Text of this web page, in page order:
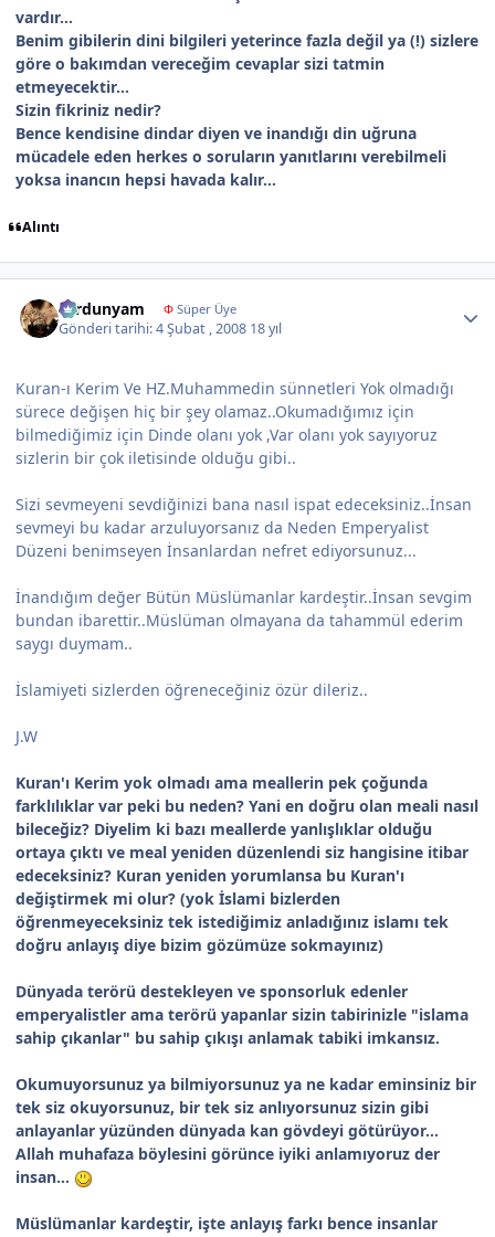
vardır...
Benim gibilerin dini bilgileri yeterince fazla değil ya (!) sizlere
göre o bakımdan vereceğim cevaplar sizi tatmin
etmeyecektir...
Sizin fikriniz nedir?
Bence kendisine dindar diyen ve inandığı din uğruna
mücadele eden herkes o soruların yanıtlarını verebilmeli
yoksa inancın hepsi havada kalır...
Alıntı
sardunyam ΦSüper Üye
Gönderi tarihi:4 Şubat , 2008 18 yıl
Kuran-ı Kerim Ve HZ.Muhammedin sünnetleri Yok olmadığı
sürece değişen hiç bir şey olamaz..Okumadığımız için
bilmediğimiz için Dinde olanı yok ,Var olanı yok sayıyoruz
sizlerin bir çok iletisinde olduğu gibi..
Sizi sevmeyeni sevdiğinizi bana nasıl ispat edeceksiniz..İnsan
sevmeyi bu kadar arzuluyorsanız da Neden Emperyalist
Düzeni benimseyen İnsanlardan nefret ediyorsunuz...
İnandığım değer Bütün Müslümanlar kardeştir..İnsan sevgim
bundan ibarettir..Müslüman olmayana da tahammül ederim
saygı duymam..
İslamiyeti sizlerden öğreneceğiniz özür dileriz..
J.W
Kuran'ı Kerim yok olmadı ama meallerin pek çoğunda
farklılıklar var peki bu neden? Yani en doğru olan meali nasıl
bileceğiz? Diyelim ki bazı meallerde yanlışlıklar olduğu
ortaya çıktı ve meal yeniden düzenlendi siz hangisine itibar
edeceksiniz? Kuran yeniden yorumlansa bu Kuran'ı
değiştirmek mi olur? (yok İslami bizlerden
öğrenmeyeceksiniz tek istediğimiz anladığınız islamı tek
doğru anlayış diye bizim gözümüze sokmayınız)
Dünyada terörü destekleyen ve sponsorluk edenler
emperyalistler ama terörü yapanlar sizin tabirinizle "islama
sahip çıkanlar" bu sahip çıkışı anlamak tabiki imkansız.
Okumuyorsunuz ya bilmiyorsunuz ya ne kadar eminsiniz bir
tek siz okuyorsunuz, bir tek siz anlıyorsunuz sizin gibi
anlayanlar yüzünden dünyada kan gövdeyi götürüyor...
Allah muhafaza böylesini görünce iyiki anlamıyoruz der
insan...
Müslümanlar kardeştir, işte anlayış farkı bence insanlar